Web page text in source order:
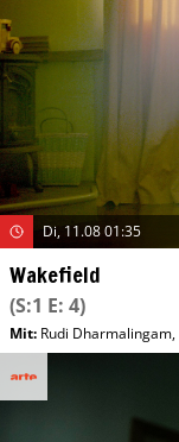
Di, 11.08 01:35
Wakefield
(S:1 E: 4)
Mit: Rudi Dharmalingam,